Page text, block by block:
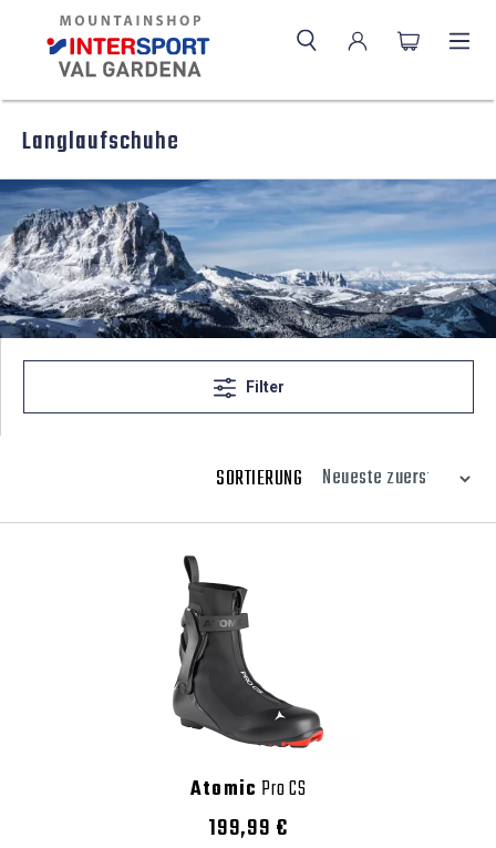
Langlaufschuhe
Filter
SORTIERUNG
Atomic Pro CS
199,99 €